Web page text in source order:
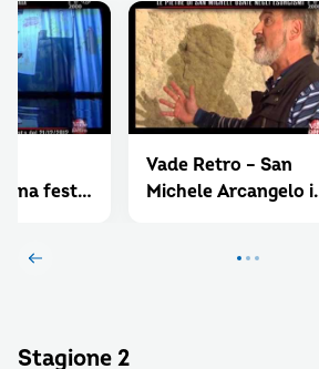
Vade Retro – San
Michele Arcangelo il
una festa
Stagione 2